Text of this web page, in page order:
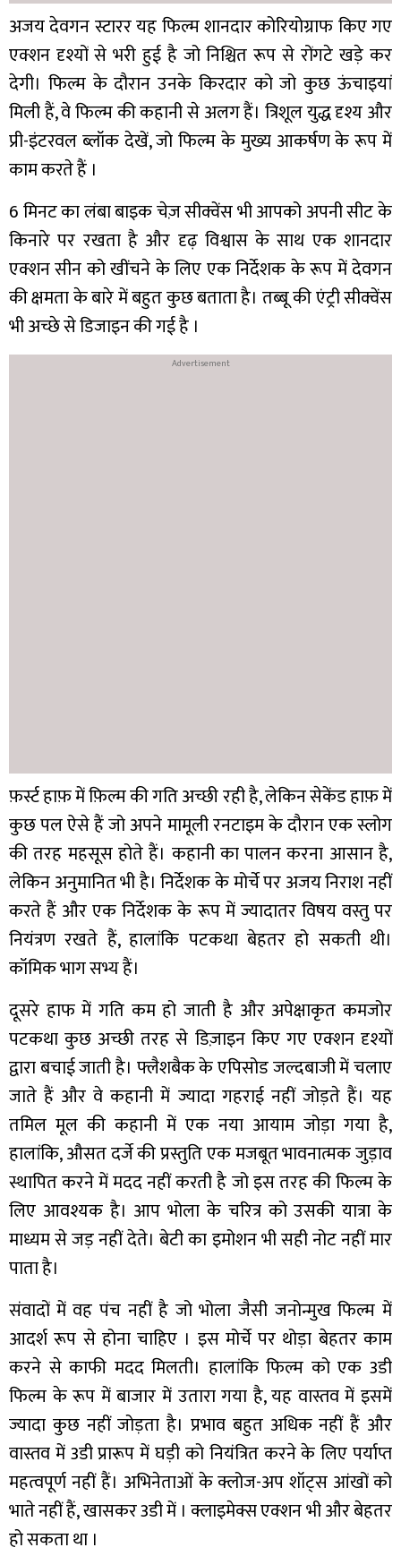
अजय देवगन स्टारर यह फिल्म शानदार कोरियोग्राफ किए गए
एक्शन दृश्यों से भरी हुई है जो निश्चित रूप से रोंगटे खड़े कर
देगी। फिल्म के दौरान उनके किरदार को जो कुछ ऊंचाइयां
मिली हैं, वे फिल्म की कहानी से अलग हैं। त्रिशूल युद्ध दृश्य और
प्री-इंटरवल ब्लॉक देखें, जो फिल्म के मुख्य आकर्षण के रूप में
काम करते हैं ।
6 मिनट का लंबा बाइक चेज़ सीक्वेंस भी आपको अपनी सीट के
किनारे पर रखता है और दृढ़ विश्वास के साथ एक शानदार
एक्शन सीन को खींचने के लिए एक निर्देशक के रूप में देवगन
की क्षमता के बारे में बहुत कुछ बताता है। तब्बू की एंट्री सीक्वेंस
भी अच्छे से डिजाइन की गई है ।
फ़र्स्ट हाफ़ में फ़िल्म की गति अच्छी रही है, लेकिन सेकेंड हाफ़ में
कुछ पल ऐसे हैं जो अपने मामूली रनटाइम के दौरान एक स्लोग
की तरह महसूस होते हैं। कहानी का पालन करना आसान है,
लेकिन अनुमानित भी है। निर्देशक के मोर्चे पर अजय निराश नहीं
करते हैं और एक निर्देशक के रूप में ज्यादातर विषय वस्तु पर
नियंत्रण रखते हैं, हालांकि पटकथा बेहतर हो सकती थी।
कॉमिक भाग सभ्य हैं।
दूसरे हाफ में गति कम हो जाती है और अपेक्षाकृत कमजोर
पटकथा कुछ अच्छी तरह से डिज़ाइन किए गए एक्शन दृश्यों
द्वारा बचाई जाती है। फ्लैशबैक के एपिसोड जल्दबाजी में चलाए
जाते हैं और वे कहानी में ज्यादा गहराई नहीं जोड़ते हैं। यह
तमिल मूल की कहानी में एक नया आयाम जोड़ा गया है,
हालांकि, औसत दर्जे की प्रस्तुति एक मजबूत भावनात्मक जुड़ाव
स्थापित करने में मदद नहीं करती है जो इस तरह की फिल्म के
लिए आवश्यक है। आप भोला के चरित्र को उसकी यात्रा के
माध्यम से जड़ नहीं देते। बेटी का इमोशन भी सही नोट नहीं मार
पाता है।
संवादों में वह पंच नहीं है जो भोला जैसी जनोन्मुख फिल्म में
आदर्श रूप से होना चाहिए । इस मोर्चे पर थोड़ा बेहतर काम
करने से काफी मदद मिलती। हालांकि फिल्म को एक 3डी
फिल्म के रूप में बाजार में उतारा गया है, यह वास्तव में इसमें
ज्यादा कुछ नहीं जोड़ता है। प्रभाव बहुत अधिक नहीं हैं और
वास्तव में 3डी प्रारूप में घड़ी को नियंत्रित करने के लिए पर्याप्त
महत्वपूर्ण नहीं हैं। अभिनेताओं के क्लोज-अप शॉट्स आंखों को
भाते नहीं हैं, खासकर 3डी में । क्लाइमेक्स एक्शन भी और बेहतर
हो सकता था ।